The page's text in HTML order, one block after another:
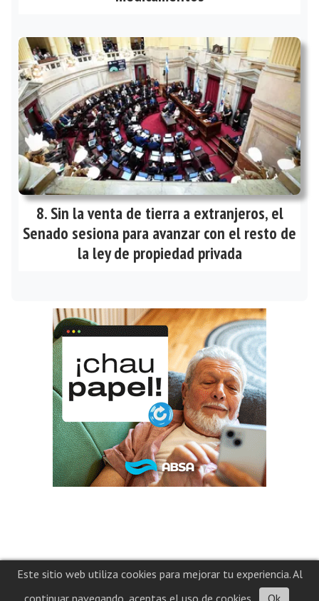
Sin la venta de tierra a extranjeros, el
Senado sesiona para avanzar con el resto de
la ley de propiedad privada
Este sitio web utiliza cookies para mejorar tu experiencia. Al
continuar navegando, aceptas el uso de cookies.
Ok